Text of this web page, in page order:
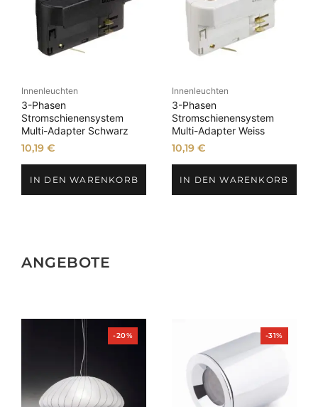
Innenleuchten
3-Phasen
Stromschienensystem
Multi-Adapter Schwarz
10,19€
IN DEN WARENKORB
Innenleuchten
3-Phasen
Stromschienensystem
Multi-Adapter Weiss
10,19 €
IN DEN WARENKORB
ANGEBOTE
-20%Produkt
im
-31%Produkt
im